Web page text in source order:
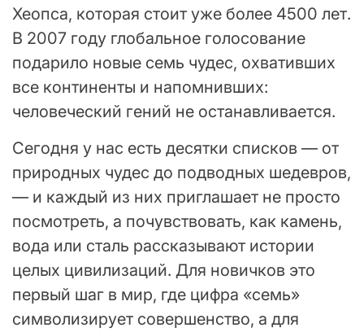
Хеопса, которая стоит уже более 4500 лет.
В 2007 году глобальное голосование
подарило новые семь чудес, охвативших
все континенты и напомнивших:
человеческий гений не останавливается.
Сегодня у нас есть десятки списков — от
природных чудес до подводных шедевров,
— и каждый из них приглашает не просто
посмотреть, а почувствовать, как камень,
вода или сталь рассказывают истории
целых цивилизаций. Для новичков это
первый шаг в мир, где цифра «семь»
символизирует совершенство, а для